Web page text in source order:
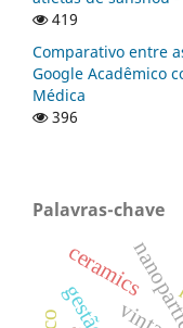
419
Comparativo entre
Google Acadêmico
Médica
396
Palavras-chave
ceramics